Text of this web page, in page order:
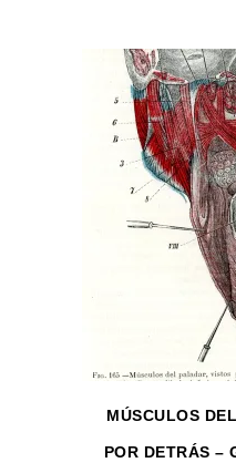
MÚSCULOS
POR DETRÁS –